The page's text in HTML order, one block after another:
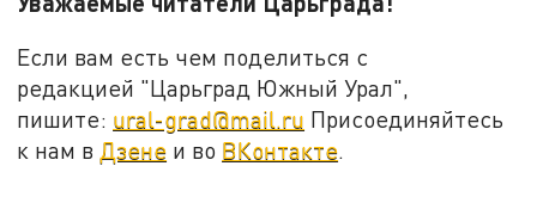
Если вам есть чем поделиться с
редакцией "Царьград Южный Урал",
пишите: ural-grad@mail.ru Присоединяйтесь
к нам в Дзене и во ВКонтакте.